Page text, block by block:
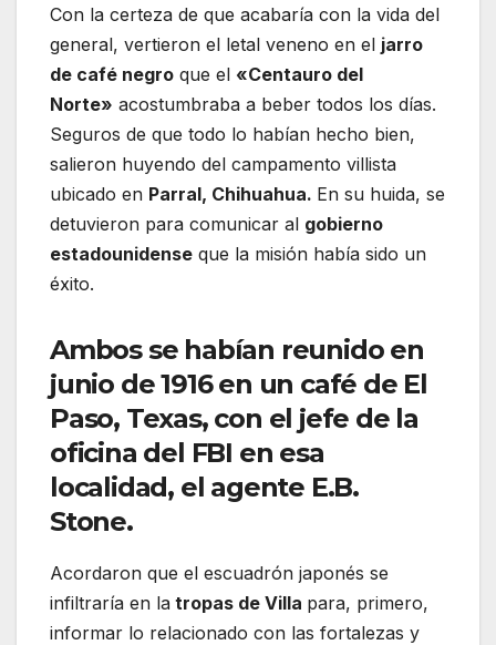
Con la certeza de que acabaría con la vida del
general, vertieron el letal veneno en el jarro
de café negro que el «Centauro del
Norte» acostumbraba a beber todos los días.
Seguros de que todo lo habían hecho bien,
salieron huyendo del campamento villista
ubicado en Parral, Chihuahua. En su huida, se
detuvieron para comunicar al gobierno
estadounidense que la misión había sido un
éxito.
Ambos se habían reunido en
junio de 1916 en un café de El
Paso, Texas, con el jefe de la
oficina del FBI en esa
localidad, el agente E.B.
Stone.
Acordaron que el escuadrón japonés se
infiltraría en la tropas de Villa para, primero,
informar lo relacionado con las fortalezas y